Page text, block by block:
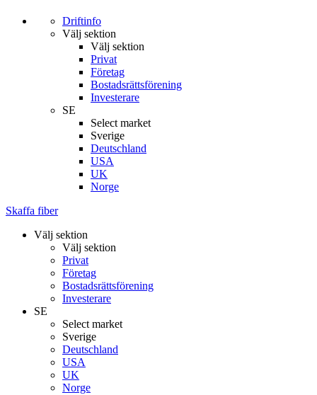
Driftinfo
Välj sektion
Välj sektion
Privat
Företag
Bostadsrättsförening
Investerare
SE
Select market
Sverige
Deutschland
USA
UK
Norge
Skaffa fiber
Välj sektion
Välj sektion
Privat
Företag
Bostadsrättsförening
Investerare
SE
Select market
Sverige
Deutschland
USA
UK
Norge